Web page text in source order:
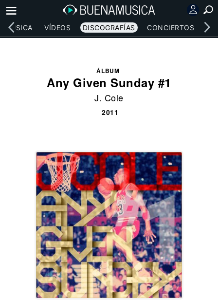
MÚSICA VÍDEOS DISCOGRAFÍAS CONCIERTOS
ÁLBUM
Any Given Sunday #1
J. Cole
2011